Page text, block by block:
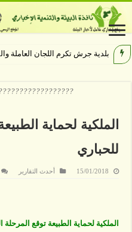
بلدية جرش تكرم اللجان العاملة
الملكية لحماية
للحباري
15/01/2018 أحدث التقارير
الملكية لحماية الطبيعة توقع